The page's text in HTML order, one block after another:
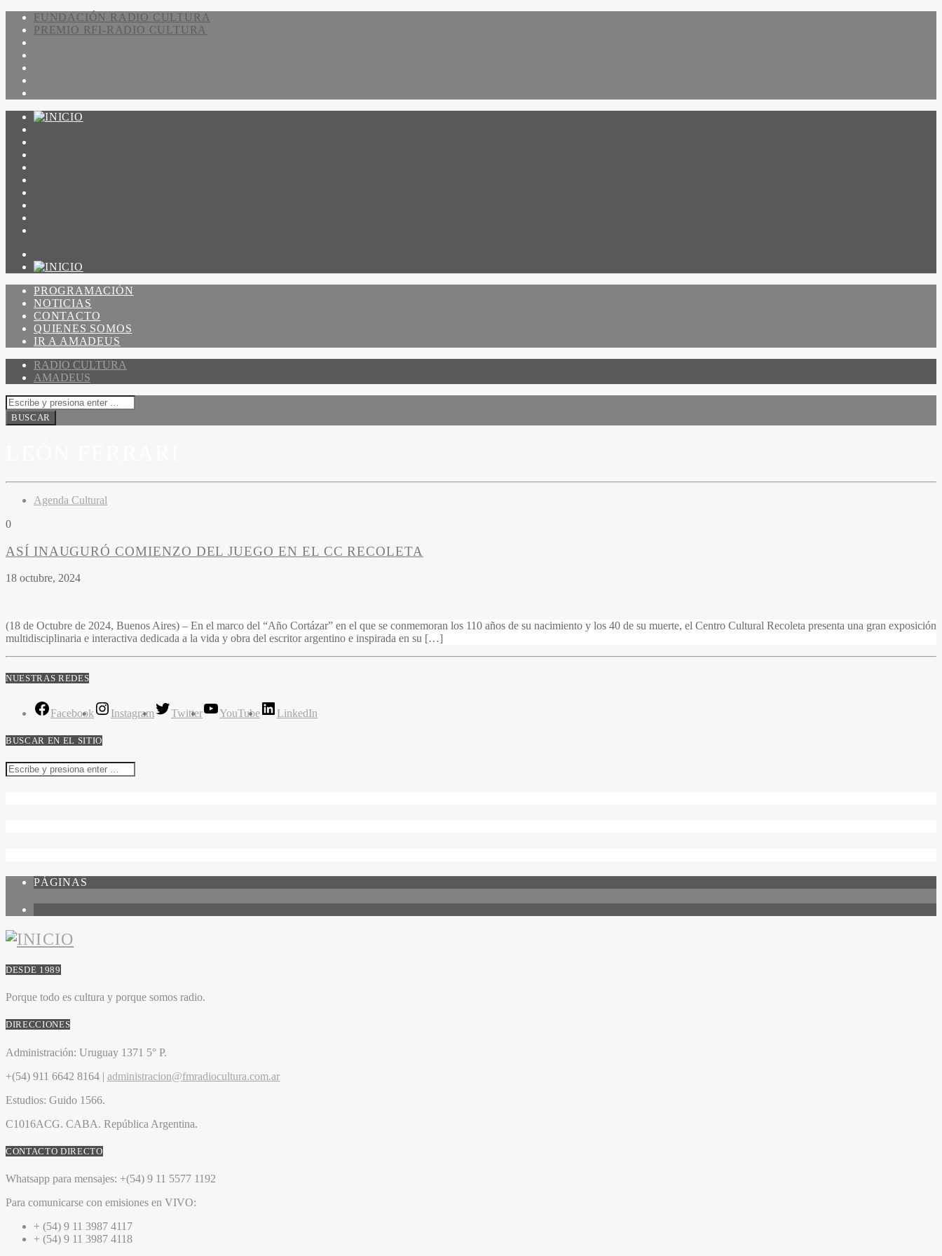
FUNDACIÓN RADIO CULTURA
PREMIO RFI-RADIO CULTURA
PROGRAMACIÓN
NOTICIAS
CONTACTO
QUIENES SOMOS
IR A AMADEUS
RADIO CULTURA
AMADEUS
Agenda Cultural
0
ASÍ INAUGURÓ COMIENZO DEL JUEGO EN EL CC RECOLETA
18 octubre, 2024
(18 de Octubre de 2024, Buenos Aires) – En el marco del “Año Cortázar” en el que se conmemoran los 110 años de su nacimiento y los 40 de su muerte, el Centro Cultural Recoleta presenta una gran exposición
multidisciplinaria e interactiva dedicada a la vida y obra del escritor argentino e inspirada en su […]
NUESTRAS REDES
Facebook Instagram Twitter YouTube LinkedIn
BUSCAR EN EL SITIO
PÁGINAS
DESDE 1989
Porque todo es cultura y porque somos radio.
DIRECCIONES
Administración: Uruguay 1371 5° P.
+(54) 911 6642 8164 | administracion@fmradiocultura.com.ar
Estudios: Guido 1566.
C1016ACG. CABA. República Argentina.
CONTACTO DIRECTO
Whatsapp para mensajes: +(54) 9 11 5577 1192
Para comunicarse con emisiones en VIVO:
+ (54) 9 11 3987 4117
+ (54) 9 11 3987 4118